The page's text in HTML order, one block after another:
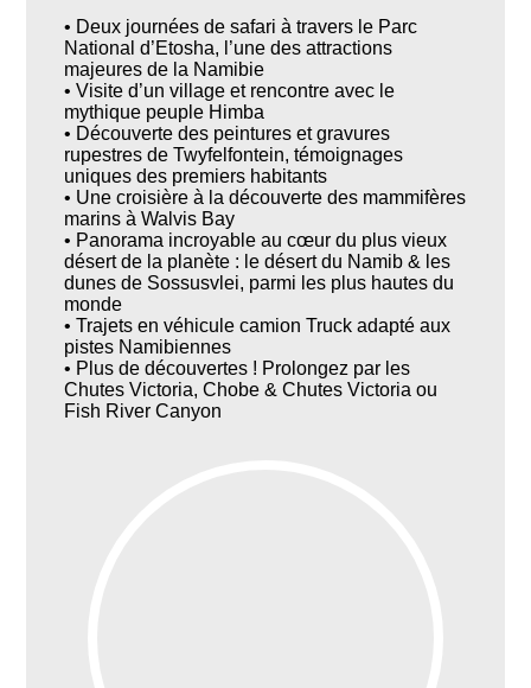
• Deux journées de safari à travers le Parc
National d’Etosha, l’une des attractions
majeures de la Namibie
• Visite d’un village et rencontre avec le
mythique peuple Himba
• Découverte des peintures et gravures
rupestres de Twyfelfontein, témoignages
uniques des premiers habitants
• Une croisière à la découverte des mammifères
marins à Walvis Bay
• Panorama incroyable au cœur du plus vieux
désert de la planète : le désert du Namib & les
dunes de Sossusvlei, parmi les plus hautes du
monde
• Trajets en véhicule camion Truck adapté aux
pistes Namibiennes
• Plus de découvertes ! Prolongez par les
Chutes Victoria, Chobe & Chutes Victoria ou
Fish River Canyon